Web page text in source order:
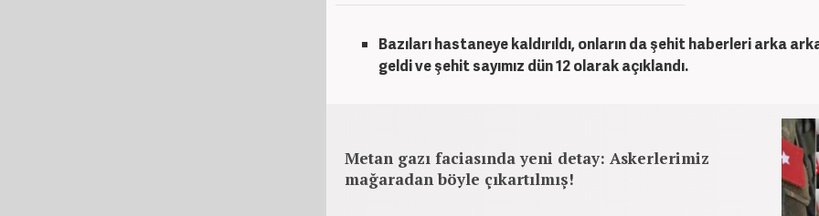
Bazıları hastaneye kaldırıldı, onların da şehit haberleri arka
geldi ve şehit sayımız dün 12 olarak açıklandı.
Metan gazı faciasında yeni detay: Askerlerimiz
mağaradan böyle çıkartılmış!